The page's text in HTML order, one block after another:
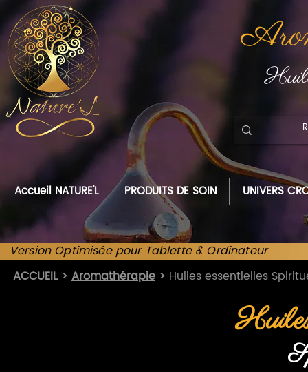
Accueil NATURE'L PRODUITS DE SOIN UNIVERS
Version Optimisée pour Tablette & Ordinateur
ACCUEIL > Aromathérapie > Huiles essentielles